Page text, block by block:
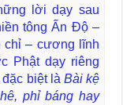
lời dạy sau
tông Ấn Độ –
chỉ – cương lĩnh
Phật dạy riêng
biệt là Bài kệ
phỉ báng hay